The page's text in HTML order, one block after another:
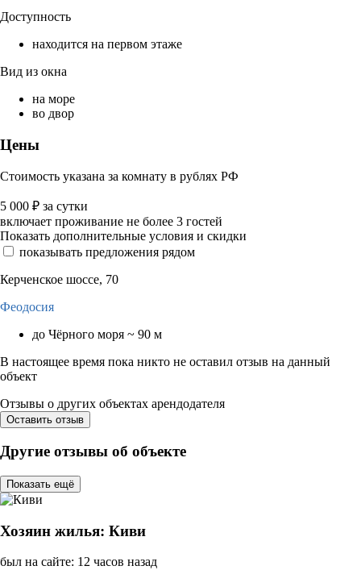
Доступность
находится на первом этаже
Вид из окна
на море
во двор
Цены
Стоимость указана за комнату в рублях РФ
5 000 ₽ за сутки
включает проживание не более 3 гостей
Показать дополнительные условия и скидки
показывать предложения рядом
Керченское шоссе, 70
Феодосия
до Чёрного моря ~ 90 м
В настоящее время пока никто не оставил отзыв на данный
объект
Отзывы о других объектах арендодателя
Оставить отзыв
Другие отзывы об объекте
Показать ещё
Хозяин жилья: Киви
был на сайте: 12 часов назад